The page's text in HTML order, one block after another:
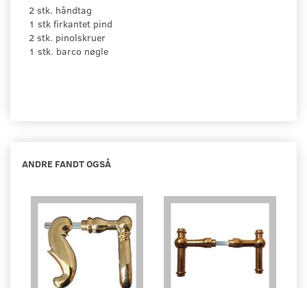
2 stk. håndtag
1 stk firkantet pind
2 stk. pinolskruer
1 stk. barco nøgle
ANDRE FANDT OGSÅ